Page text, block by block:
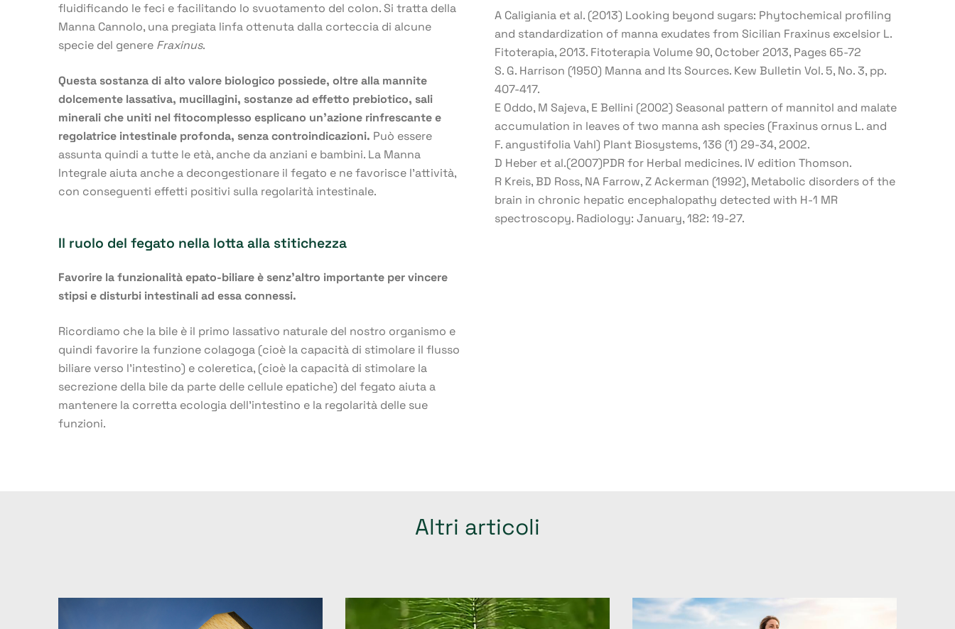
fluidificando le feci e facilitando lo svuotamento del colon. Si tratta della
Manna Cannolo, una pregiata linfa ottenuta dalla corteccia di alcune
specie del genere Fraxinus.
Questa sostanza di alto valore biologico possiede, oltre alla mannite
dolcemente lassativa, mucillagini, sostanze ad effetto prebiotico, sali
minerali che uniti nel fitocomplesso esplicano un’azione rinfrescante e
regolatrice intestinale profonda, senza controindicazioni. Può essere
assunta quindi a tutte le età, anche da anziani e bambini. La Manna
Integrale aiuta anche a decongestionare il fegato e ne favorisce l’attività,
con conseguenti effetti positivi sulla regolarità intestinale.
Il ruolo del fegato nella lotta alla stitichezza
Favorire la funzionalità epato-biliare è senz’altro importante per vincere
stipsi e disturbi intestinali ad essa connessi.
Ricordiamo che la bile è il primo lassativo naturale del nostro organismo e
quindi favorire la funzione colagoga (cioè la capacità di stimolare il flusso
biliare verso l’intestino) e coleretica, (cioè la capacità di stimolare la
secrezione della bile da parte delle cellule epatiche) del fegato aiuta a
mantenere la corretta ecologia dell’intestino e la regolarità delle sue
funzioni.
A Caligiania et al. (2013) Looking beyond sugars: Phytochemical profiling
and standardization of manna exudates from Sicilian Fraxinus excelsior L.
Fitoterapia, 2013. Fitoterapia Volume 90, October 2013, Pages 65-72
S. G. Harrison (1950) Manna and Its Sources. Kew Bulletin Vol. 5, No. 3, pp.
407-417.
E Oddo, M Sajeva, E Bellini (2002) Seasonal pattern of mannitol and malate
accumulation in leaves of two manna ash species (Fraxinus ornus L. and
F. angustifolia Vahl) Plant Biosystems, 136 (1) 29-34, 2002.
D Heber et al.(2007)PDR for Herbal medicines. IV edition Thomson.
R Kreis, BD Ross, NA Farrow, Z Ackerman (1992), Metabolic disorders of the
brain in chronic hepatic encephalopathy detected with H-1 MR
spectroscopy. Radiology: January, 182: 19-27.
Altri articoli